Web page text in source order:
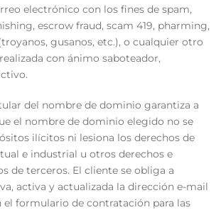
electrónico con los fines de spam,
escrow fraud, scam 419, pharming,
gusanos, etc.), o cualquier otro
con ánimo saboteador,
del nombre de dominio garantiza a
el nombre de dominio elegido no se
ilícitos ni lesiona los derechos de
e industrial u otros derechos e
de terceros. El cliente se obliga a
activa y actualizada la dirección e-mail
el formulario de contratación para las